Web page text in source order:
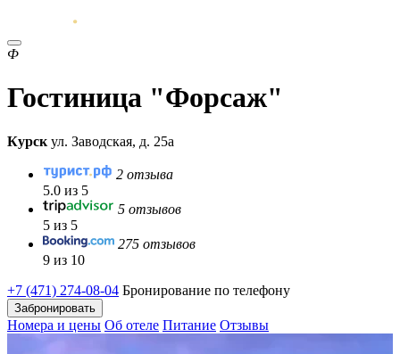
Ф
Гостиница "Форсаж"
Курск ул. Заводская, д. 25а
2 отзыва
5.0 из 5
5 отзывов
5 из 5
275 отзывов
9 из 10
+7 (471) 274-08-04 Бронирование по телефону
Забронировать
Номера и цены Об отеле Питание Отзывы